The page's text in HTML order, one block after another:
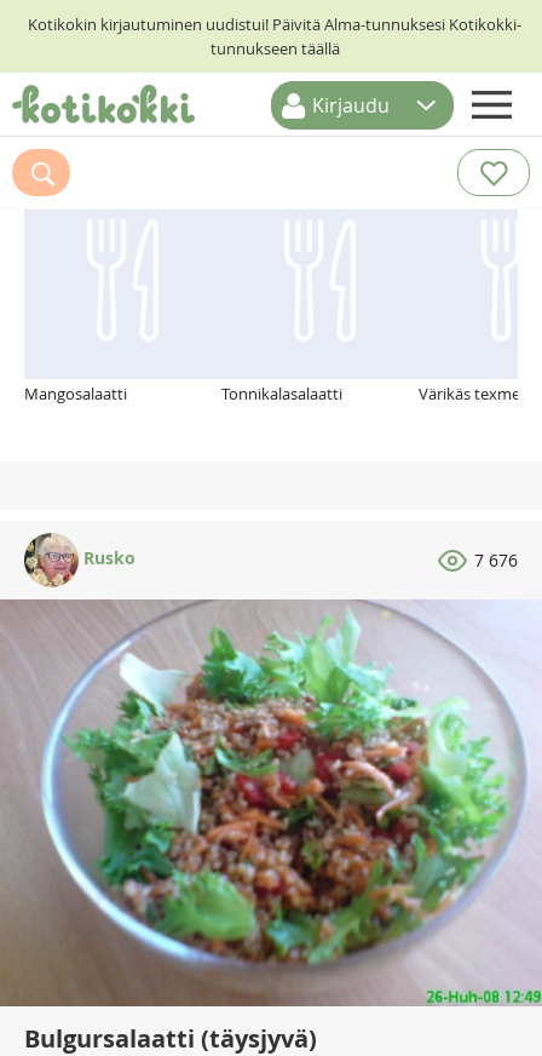
Kotikokin kirjautuminen uudistui! Päivitä Alma-tunnuksesi Kotikokki-
tunnukseen täällä
ETUSIVU
RESEPTIHAKU
Kirjaudu
Suosittelemme myös
Mangosalaatti Tonnikalasalaatti Värikäs texmex-
Rusko 7 676
Bulgursalaatti (täysjyvä)